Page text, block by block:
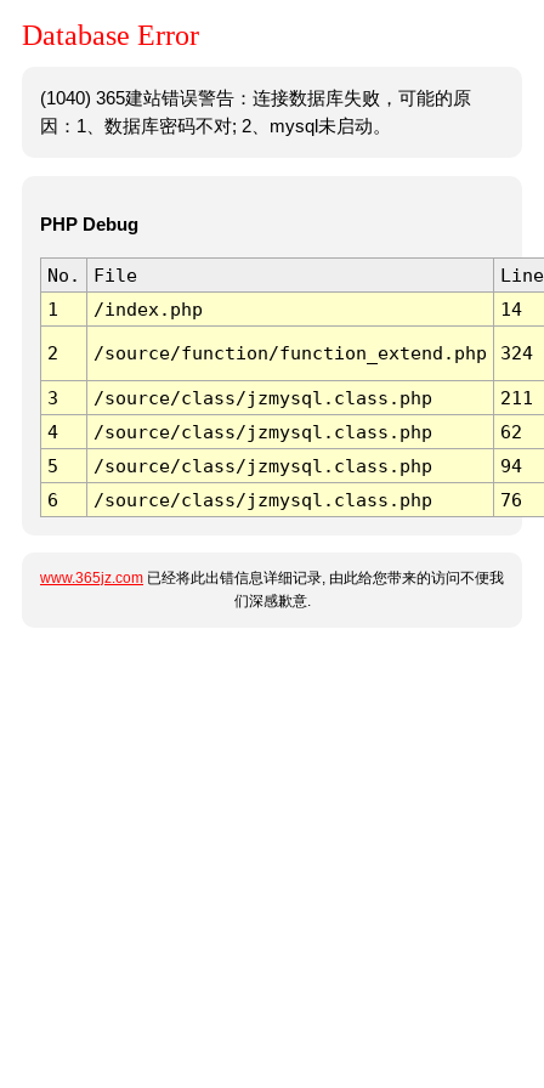
Database Error
(1040) 365建站错误警告：连接数据库失败，可能的原
因：1、数据库密码不对; 2、mysql未启动。
PHP Debug
No. File
Line
1
/index.php 14
2 /source/function/function_extend.php 324
3 /source/class/jzmysql.class.php
211
4
/source/class/jzmysql.class.php
62
5
/source/class/jzmysql.class.php
94
6
/source/class/jzmysql.class.php 76
www.365jz.com 已经将此出错信息详细记录, 由此给您带来的访问不便我
们深感歉意.